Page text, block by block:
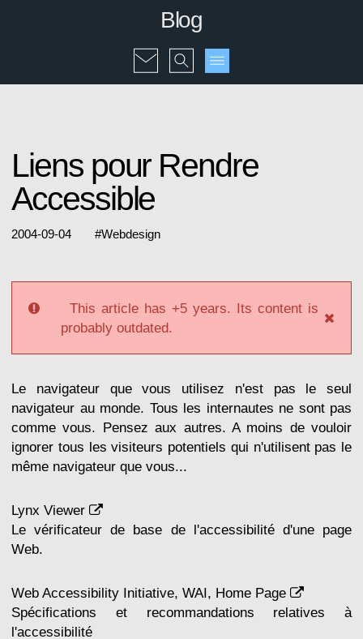
Blog
Liens pour Rendre
Accessible
2004-09-04 #Webdesign
This article has +5 years. Its content is
probably outdated.
Le navigateur que vous utilisez n'est pas le seul
navigateur au monde. Tous les internautes ne sont pas
comme vous. Pensez aux autres. A moins de vouloir
ignorer tous les visiteurs potentiels qui n'utilisent pas le
même navigateur que vous...
Lynx Viewer
Le vérificateur de base de l'accessibilité d'une page
Web.
Web Accessibility Initiative, WAI, Home Page
Spécifications et recommandations relatives à
l'accessibilité